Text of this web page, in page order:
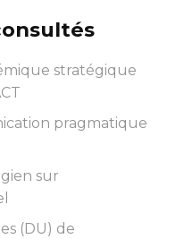
stratégique
pragmatique
sur
(DU) de